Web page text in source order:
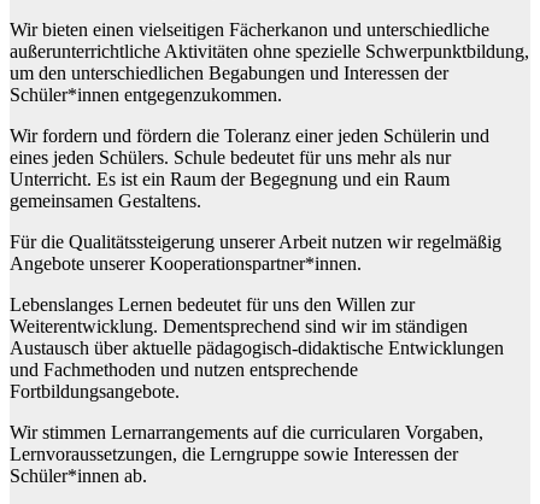
Wir bieten einen vielseitigen Fächerkanon und unterschiedliche
außerunterrichtliche Aktivitäten ohne spezielle Schwerpunktbildung,
um den unterschiedlichen Begabungen und Interessen der
Schüler*innen entgegenzukommen.
Wir fordern und fördern die Toleranz einer jeden Schülerin und
eines jeden Schülers. Schule bedeutet für uns mehr als nur
Unterricht. Es ist ein Raum der Begegnung und ein Raum
gemeinsamen Gestaltens.
Für die Qualitätssteigerung unserer Arbeit nutzen wir regelmäßig
Angebote unserer Kooperationspartner*innen.
Lebenslanges Lernen bedeutet für uns den Willen zur
Weiterentwicklung. Dementsprechend sind wir im ständigen
Austausch über aktuelle pädagogisch-didaktische Entwicklungen
und Fachmethoden und nutzen entsprechende
Fortbildungsangebote.
Wir stimmen Lernarrangements auf die curricularen Vorgaben,
Lernvoraussetzungen, die Lerngruppe sowie Interessen der
Schüler*innen ab.